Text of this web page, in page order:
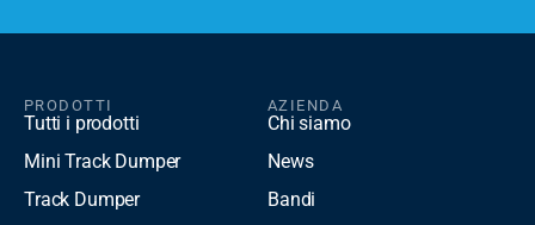
PRODOTTI
Tutti i prodotti
Mini Track Dumper
Track Dumper
AZIENDA
Chi siamo
News
Bandi